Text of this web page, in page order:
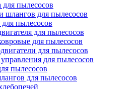
для пылесосов
шлангов для пылесосов
пылесосов
для пылесосов
для пылесосов
для пылесосов
для пылесосов
пылесосов
для пылесосов